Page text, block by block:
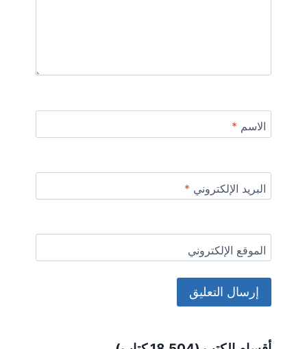
الاسم *
البريد الإلكتروني *
الموقع الإلكتروني